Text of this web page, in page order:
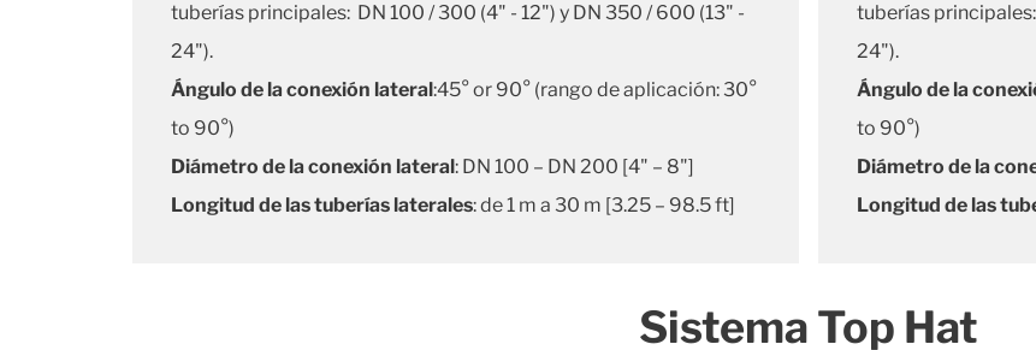
tuberías principales: DN 100 / 300 (4" - 12") y DN 350 / 600 (13" -
24").
Ángulo de la conexión lateral:45° or 90° (rango de aplicación: 30°
to 90°)
Diámetro de la conexión lateral: DN 100 – DN 200 [4" – 8"]
Longitud de las tuberías laterales: de 1 m a 30 m [3.25 – 98.5 ft]
tuberías
24").
Ángulo de la
to 90°)
Diámetro de la
Longitud de las
Sistema Top Hat